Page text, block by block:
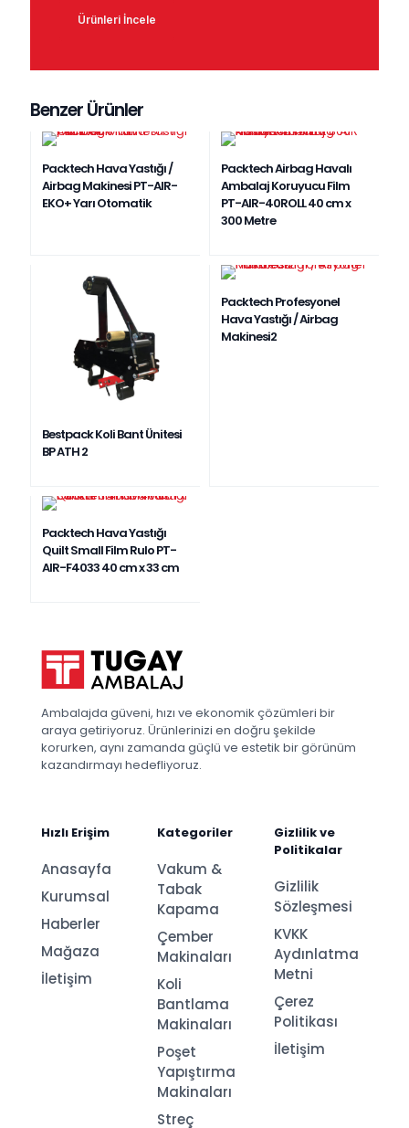
Ürünleri İncele
Benzer Ürünler
Packtech Hava Yastığı /
Airbag Makinesi PT-AIR-
EKO+ Yarı Otomatik
Packtech Airbag Havalı
Ambalaj Koruyucu Film
PT-AIR-40ROLL 40 cm x
300 Metre
Bestpack Koli Bant Ünitesi
BP ATH 2
Packtech Profesyonel
Hava Yastığı / Airbag
Makinesi2
Packtech Hava Yastığı
Quilt Small Film Rulo PT-
AIR-F4033 40 cm x 33 cm
Ambalajda güveni, hızı ve ekonomik çözümleri bir
araya getiriyoruz. Ürünlerinizi en doğru şekilde
korurken, aynı zamanda güçlü ve estetik bir görünüm
kazandırmayı hedefliyoruz.
Hızlı Erişim
Anasayfa
Kurumsal
Haberler
Mağaza
İletişim
Kategoriler
Vakum &
Tabak
Kapama
Çember
Makinaları
Koli
Bantlama
Makinaları
Poşet
Yapıştırma
Makinaları
Streç
Gizlilik ve
Politikalar
Gizlilik
Sözleşmesi
KVKK
Aydınlatma
Metni
Çerez
Politikası
İletişim